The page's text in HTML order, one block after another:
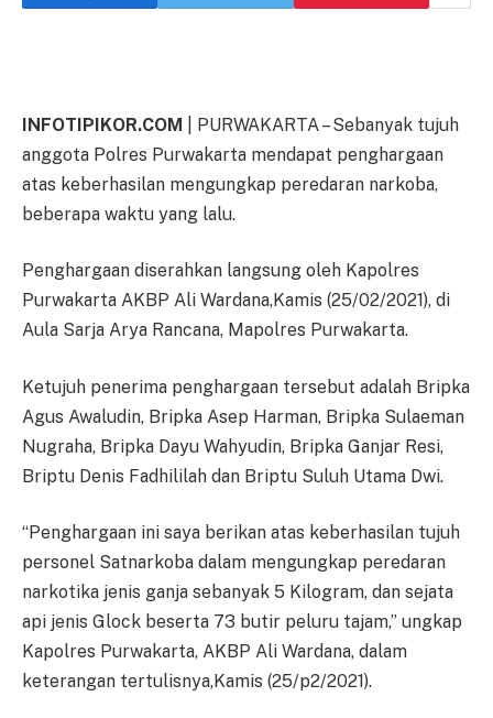
INFOTIPIKOR.COM
| PURWAKARTA – Sebanyak tujuh
anggota Polres Purwakarta mendapat penghargaan
atas keberhasilan mengungkap peredaran narkoba,
beberapa waktu yang lalu.
Penghargaan diserahkan langsung oleh Kapolres
Purwakarta AKBP Ali Wardana,Kamis (25/02/2021), di
Aula Sarja Arya Rancana, Mapolres Purwakarta.
Ketujuh penerima penghargaan tersebut adalah Bripka
Agus Awaludin, Bripka Asep Harman, Bripka Sulaeman
Nugraha, Bripka Dayu Wahyudin, Bripka Ganjar Resi,
Briptu Denis Fadhililah dan Briptu Suluh Utama Dwi.
“Penghargaan ini saya berikan atas keberhasilan tujuh
personel Satnarkoba dalam mengungkap peredaran
narkotika jenis ganja sebanyak 5 Kilogram, dan sejata
api jenis Glock beserta 73 butir peluru tajam,” ungkap
Kapolres Purwakarta, AKBP Ali Wardana, dalam
keterangan tertulisnya,Kamis (25/p2/2021).